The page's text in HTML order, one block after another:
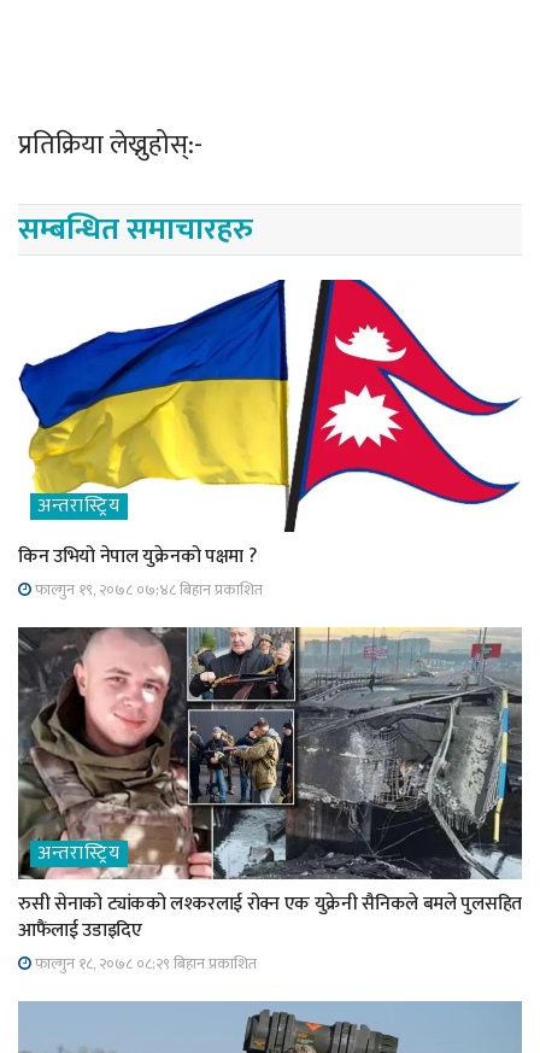
प्रतिक्रिया लेख्नुहोस्:-
सम्बन्धित समाचारहरु
अन्तरास्ट्रिय
किन उभियो नेपाल युक्रेनको पक्षमा ?
फाल्गुन १९, २०७८ ०७;४८ बिहान प्रकाशित
अन्तरास्ट्रिय
रुसी सेनाको ट्यांकको लश्करलाई रोक्न एक युक्रेनी सैनिकले बमले पुलसहित
आफैंलाई उडाइदिए
फाल्गुन १८, २०७८ ०८;२९ बिहान प्रकाशित